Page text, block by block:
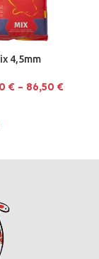
4,5mm
€ – 86,50 €